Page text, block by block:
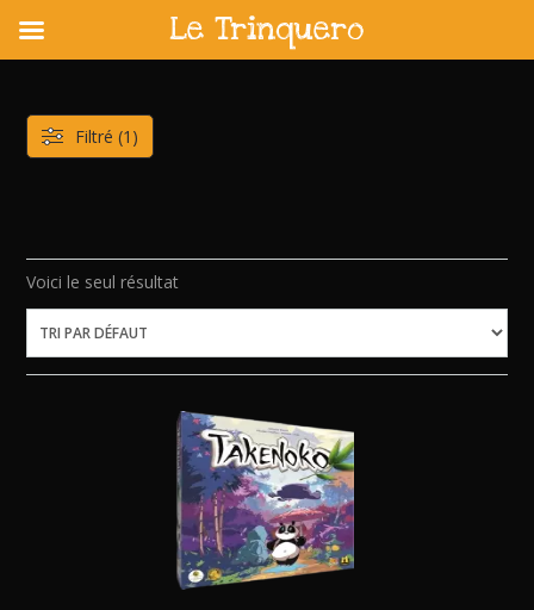
content
Voici le seul résultat
Filtré (1)
Le Trinquero